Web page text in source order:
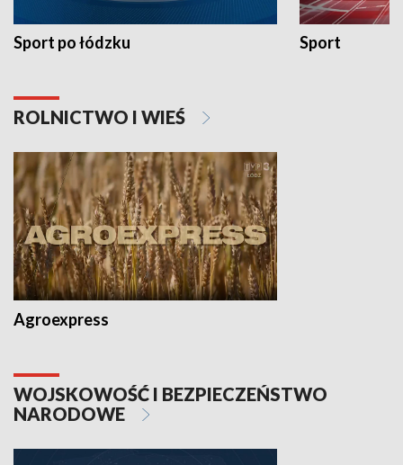
Sport po łódzku Sport
ROLNICTWO I WIEŚ
Agroexpress
WOJSKOWOŚĆ I BEZPIECZEŃSTWO
NARODOWE